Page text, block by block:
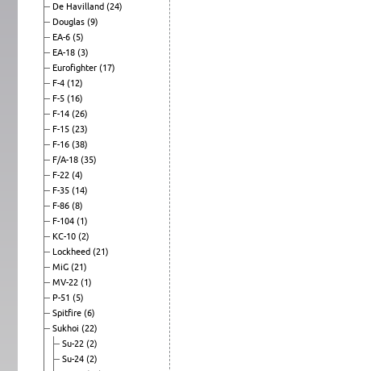
De Havilland (24)
Douglas (9)
EA-6 (5)
EA-18 (3)
Eurofighter (17)
F-4 (12)
F-5 (16)
F-14 (26)
F-15 (23)
F-16 (38)
F/A-18 (35)
F-22 (4)
F-35 (14)
F-86 (8)
F-104 (1)
KC-10 (2)
Lockheed (21)
MiG (21)
MV-22 (1)
P-51 (5)
Spitfire (6)
Sukhoi (22)
Su-22 (2)
Su-24 (2)